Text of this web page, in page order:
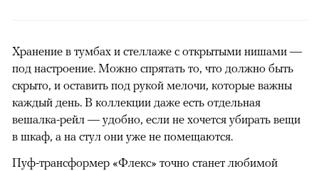
Хранение в тумбах и стеллаже с открытыми нишами —
под настроение. Можно спрятать то, что должно быть
скрыто, и оставить под рукой мелочи, которые важны
каждый день. В коллекции даже есть отдельная
вешалка-рейл — удобно, если не хочется убирать вещи
в шкаф, а на стул они уже не помещаются.
Пуф-трансформер «Флекс» точно станет любимой